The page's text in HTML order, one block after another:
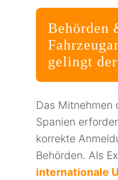
Behörden
gelingt
Das Mitnehmen
Spanien
korrekte
Behörden. Als
internationale